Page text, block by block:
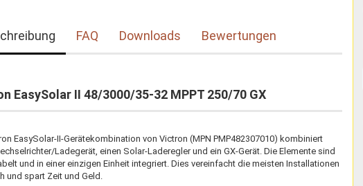
FAQ Downloads Bewertungen
EasySolar II 48/3000/35-32 MPPT 250/70 GX
EasySolar-II-Gerätekombination von Victron (MPN PMP482307010) kombiniert
Ladegerät, einen Solar-Laderegler und ein GX-Gerät. Die Elemente sind
und in einer einzigen Einheit integriert. Dies vereinfacht die meisten Installationen
und spart Zeit und Geld.